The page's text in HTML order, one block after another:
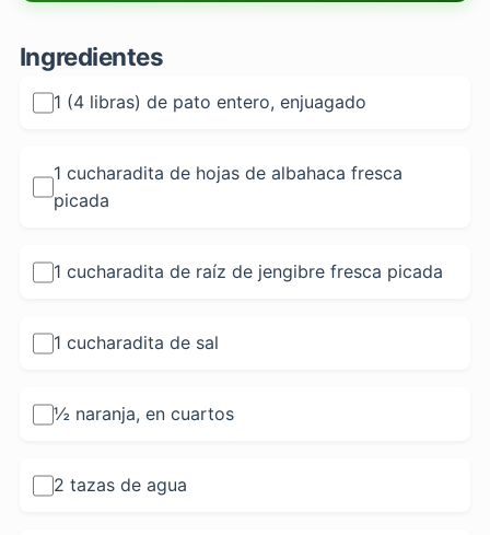
Ingredientes
1 (4 libras) de pato entero, enjuagado
1 cucharadita de hojas de albahaca fresca
picada
1 cucharadita de raíz de jengibre fresca picada
1 cucharadita de sal
½ naranja, en cuartos
2 tazas de agua